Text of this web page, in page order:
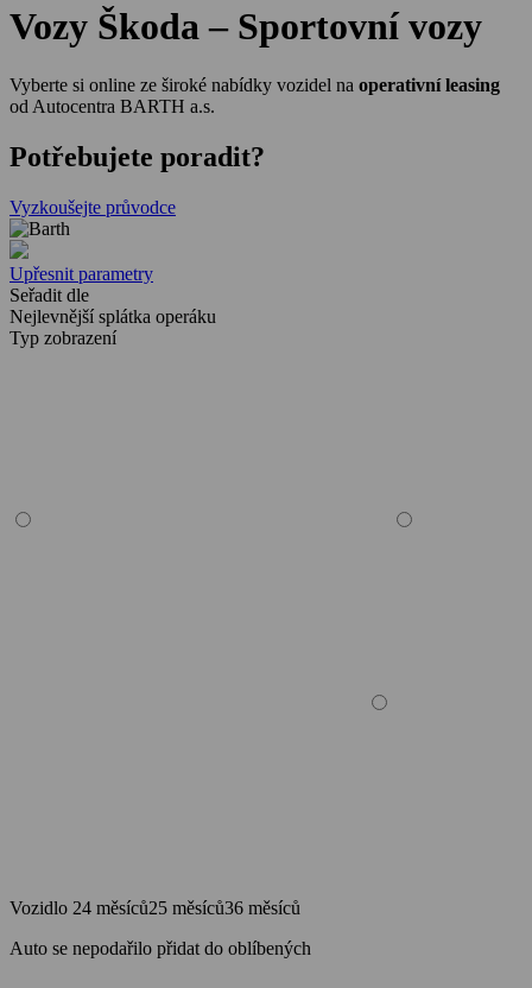
Vozy Škoda – Sportovní vozy
Vyberte si online ze široké nabídky vozidel na operativní leasing
od Autocentra BARTH a.s.
Potřebujete poradit?
Vyzkoušejte průvodce
Upřesnit parametry
Seřadit dle
Nejlevnější splátka operáku
Typ zobrazení
Vozidlo 24 měsíců25 měsíců36 měsíců
Auto se nepodařilo přidat do oblíbených